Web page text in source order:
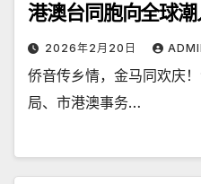
港澳台同胞向全球潮
2026年2月20日
侨音传乡情，金马同欢庆
局、市港澳事务…